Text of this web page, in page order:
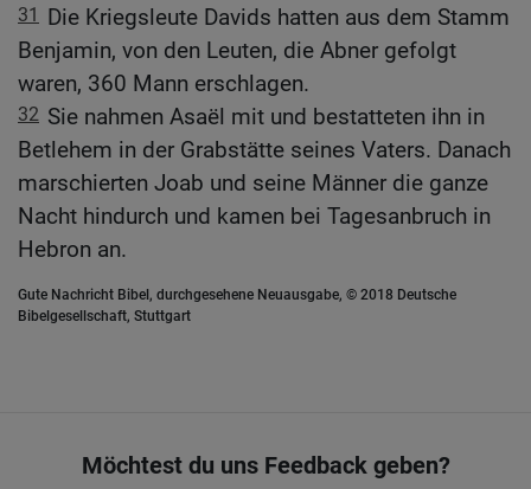
31
Die Kriegsleute Davids hatten aus dem Stamm
Benjamin, von den Leuten, die Abner gefolgt
waren, 360 Mann erschlagen.
32 Sie nahmen Asaël mit und bestatteten ihn in
Betlehem in der Grabstätte seines Vaters. Danach
marschierten Joab und seine Männer die ganze
Nacht hindurch und kamen bei Tagesanbruch in
Hebron an.
Gute Nachricht Bibel, durchgesehene Neuausgabe, © 2018 Deutsche
Bibelgesellschaft, Stuttgart
Möchtest du uns Feedback geben?